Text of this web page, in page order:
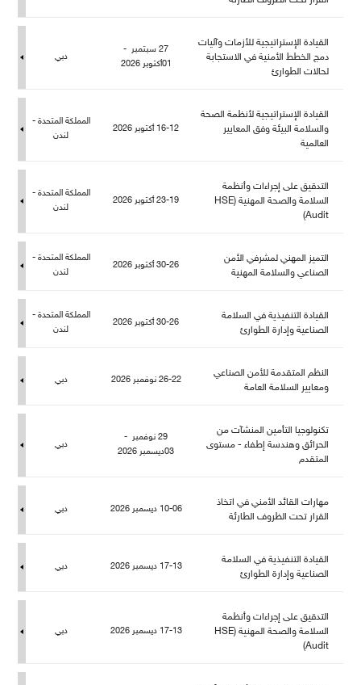
القيادة الإستراتيجية للأزمات وآليات
دمج الخطط الأمنية في الاستجابة
حالات الطوارئ
27 سبتمبر -
01أكتوبر 2026
دبي
القيادة الإستراتيجية لأنظمة الصحة
والسلامة البيئة وفق المعايير
العالمية
16-12 أكتوبر 2026
المملكة المتحدة -
ندن
التدقيق على إجراءات وأنظمة
السلامة والصحة المهنية (HSE
Audit)
23-19 أكتوبر 2026
المملكة المتحدة -
ندن
التميز المهني لمشرفي الأمن
الصناعي والسلامة المهنية
30-26 أكتوبر 2026
المملكة المتحدة -
ندن
القيادة التنفيذية في السلامة
الصناعية وإدارة الطوارئ
30-26 أكتوبر 2026
المملكة المتحدة -
ندن
النظم المتقدمة للأمن الصناعي
ومعايير السلامة العامة
26-22 نوفمبر 2026 دبي
تكنولوجيا التأمين المنشآت من
الحرائق وهندسة إطفاء - مستوى
المتقد
29 نوفمبر -
03ديسمبر 2026
دبي
هارات القائد الأمني في اتخاذ
القرار تحت الظروف الطارئة
10-06 ديسمبر 2026 دبي
القيادة التنفيذية في السلامة
الصناعية وإدارة الطوارئ
17-13 ديسمبر 2026 دبي
التدقيق على إجراءات وأنظمة
السلامة والصحة المهنية (HSE
Audit)
17-13 ديسمبر 2026 دبي